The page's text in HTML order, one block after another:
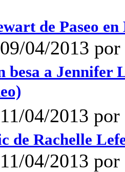
de Paseo
04/2013
besa a Jennifer
04/2013
de Rachelle
04/2013